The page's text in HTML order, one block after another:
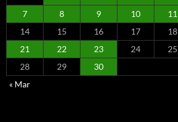
7
8 9 10 11
14
15 16 17 18
21
22 23 24 25
28
29
30
« Mar